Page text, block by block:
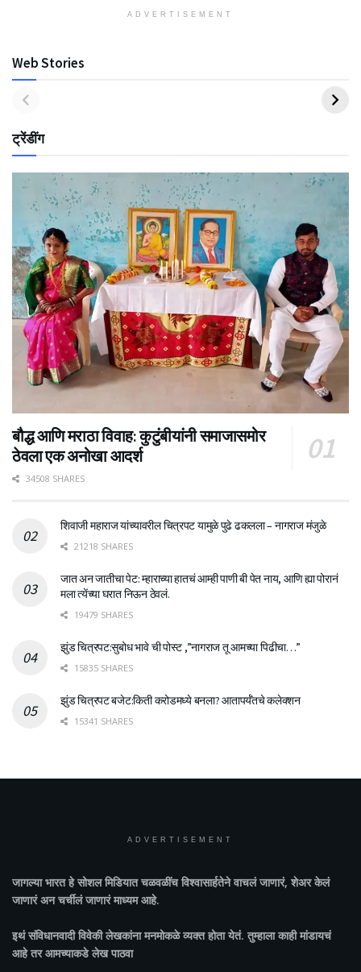
ADVERTISEMENT
Web Stories
ट्रेंडींग
बौद्ध आणि मराठा विवाह: कुटुंबीयांनी समाजासमोर
ठेवला एक अनोखा आदर्श
34508 SHARES
शिवाजी महाराज यांच्यावरील चित्रपट यामुळे पुढे ढकलला – नागराज मंजुळे
21218 SHARES
जात अन जातीचा पेट: म्हाराच्या हातचं आम्ही पाणी बी पेत नाय, आणि ह्या पोरानं
मला त्येंच्या घरात निऊन ठेवलं.
19479 SHARES
झुंड चित्रपट:सुबोध भावे ची पोस्ट ,”नागराज तू आमच्या पिढीचा…”
15835 SHARES
झुंड चित्रपट बजेट:किती करोडमध्ये बनला? आतापर्यँतचे कलेक्शन
15341 SHARES
ADVERTISEMENT
जागल्या भारतहे सोशल मिडियात चळवळींच विश्वासार्हतेने वाचलं जाणारं, शेअर केलं
जाणारं अन चर्चीलं जाणारं माध्यम आहे.
इथं संविधानवादी विवेकी लेखकांना मनमोकळे व्यक्त होता येतं. तुम्हाला काही मांडायचं
आहे तर आमच्याकडे लेख पाठवा